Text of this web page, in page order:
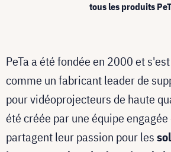
tous les produits
PeTa a été fondée en 2000 et
comme un fabricant leader de
pour vidéoprojecteurs de haute
été créée par une équipe
partagent leur passion pour les